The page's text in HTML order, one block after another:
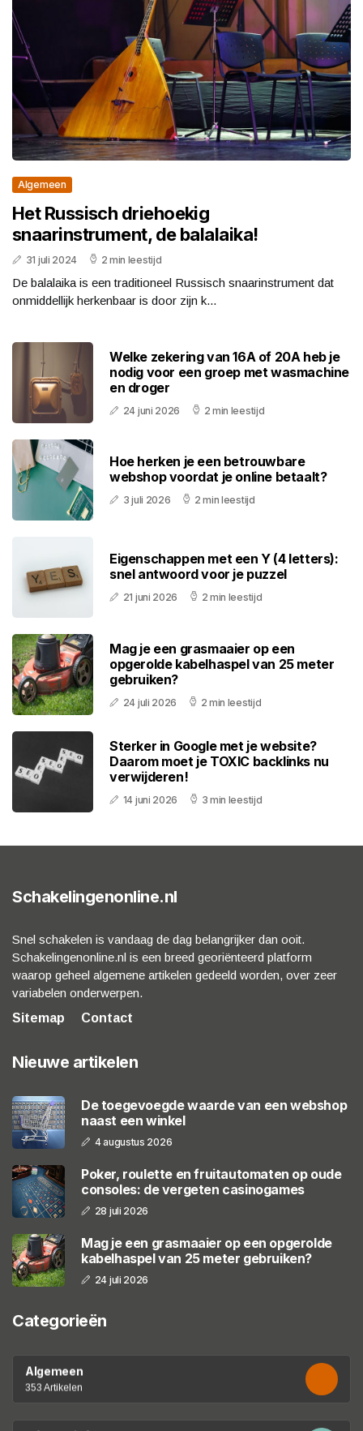
Algemeen
Het Russisch driehoekig
snaarinstrument, de balalaika!
31 juli 2024 2 min leestijd
De balalaika is een traditioneel Russisch snaarinstrument dat
onmiddellijk herkenbaar is door zijn k...
Welke zekering van 16A of 20A heb je
nodig voor een groep met wasmachine
en droger
24 juni 2026 2 min leestijd
Hoe herken je een betrouwbare
webshop voordat je online betaalt?
3 juli 2026 2 min leestijd
Eigenschappen met een Y (4 letters):
snel antwoord voor je puzzel
21 juni 2026 2 min leestijd
Mag je een grasmaaier op een
opgerolde kabelhaspel van 25 meter
gebruiken?
24 juli 2026 2 min leestijd
Sterker in Google met je website?
Daarom moet je TOXIC backlinks nu
verwijderen!
14 juni 2026 3 min leestijd
Schakelingenonline.nl
Snel schakelen is vandaag de dag belangrijker dan ooit.
Schakelingenonline.nl is een breed georiënteerd platform
waarop geheel algemene artikelen gedeeld worden, over zeer
variabelen onderwerpen.
Sitemap
Contact
Nieuwe artikelen
De toegevoegde waarde van een webshop
naast een winkel
4 augustus 2026
Poker, roulette en fruitautomaten op oude
consoles: de vergeten casinogames
28 juli 2026
Mag je een grasmaaier op een opgerolde
kabelhaspel van 25 meter gebruiken?
24 juli 2026
Categorieën
Algemeen
353 Artikelen